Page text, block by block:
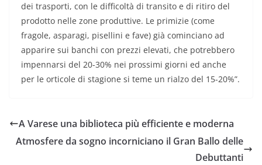
dei trasporti, con le difficoltà di transito e di ritiro del
prodotto nelle zone produttive. Le primizie (come
fragole, asparagi, pisellini e fave) già cominciano ad
apparire sui banchi con prezzi elevati, che potrebbero
impennarsi del 20-30% nei prossimi giorni ed anche
per le orticole di stagione si teme un rialzo del 15-20%”.
A Varese una biblioteca più efficiente e moderna
Atmosfere da sogno incorniciano il Gran Ballo delle
Debuttanti